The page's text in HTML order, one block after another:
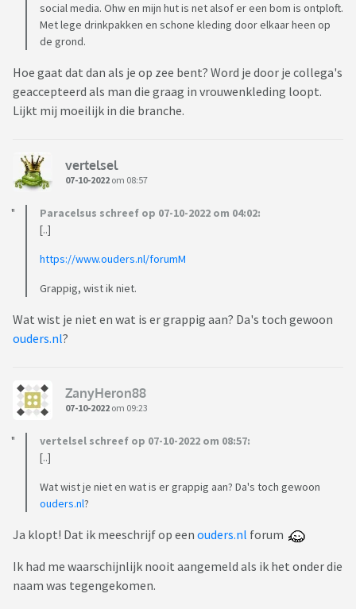
social media. Ohw en mijn hut is net alsof er een bom is ontploft.
Met lege drinkpakken en schone kleding door elkaar heen op
de grond.
Hoe gaat dat dan als je op zee bent? Word je door je collega's
geaccepteerd als man die graag in vrouwenkleding loopt.
Lijkt mij moeilijk in die branche.
vertelsel
07-10-2022 om 08:57
Paracelsus schreef op 07-10-2022 om 04:02:
[..]
https://www.ouders.nl/forumM
Grappig, wist ik niet.
Wat wist je niet en wat is er grappig aan? Da's toch gewoon
ouders.nl?
ZanyHeron88
07-10-2022 om 09:23
vertelsel schreef op 07-10-2022 om 08:57:
[..]
Wat wist je niet en wat is er grappig aan? Da's toch gewoon
ouders.nl?
Ja klopt! Dat ik meeschrijf op een ouders.nl forum
Ik had me waarschijnlijk nooit aangemeld als ik het onder die
naam was tegengekomen.